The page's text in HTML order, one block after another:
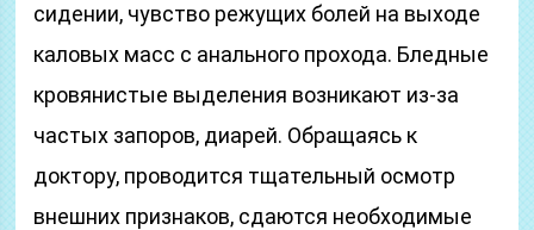
сидении, чувство режущих болей на выходе
каловых масс с анального прохода. Бледные
кровянистые выделения возникают из-за
частых запоров, диарей. Обращаясь к
доктору, проводится тщательный осмотр
внешних признаков, сдаются необходимые